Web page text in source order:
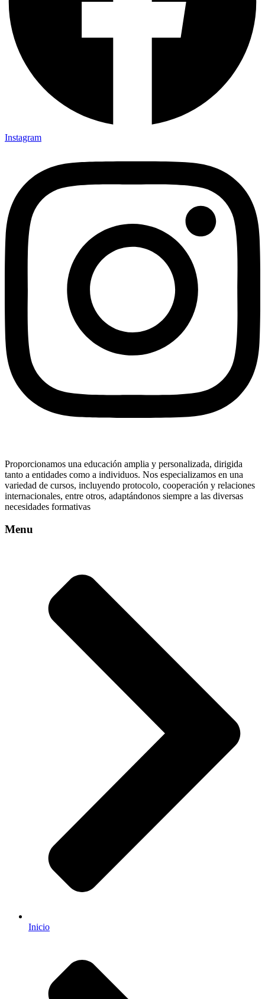
Instagram
Proporcionamos una educación amplia y personalizada, dirigida
tanto a entidades como a individuos. Nos especializamos en una
variedad de cursos, incluyendo protocolo, cooperación y relaciones
internacionales, entre otros, adaptándonos siempre a las diversas
necesidades formativas
Menu
Inicio